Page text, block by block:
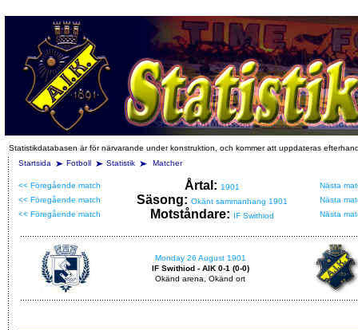
Statistikdatabasen är för närvarande under konstruktion, och kommer att uppdateras
Startsida
Fotboll Statistik Matcher
<< Föregående match Årtal: 1901
Nästa
<< Föregående match
Säsong: Okänt sammanhang 1901
Nästa
<< Föregående match
Motståndare: IF Swithiod Nästa
Monday 26 August 1901
IF Swithiod - AIK 0-1 (0-0)
Okänd arena, Okänd ort